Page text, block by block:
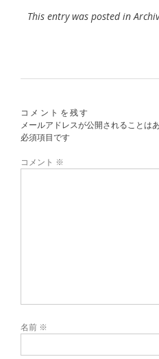
This entry was posted in
コメントを残す
メールアドレスが公開されることは
必須項目です
コメント ※
名前 ※